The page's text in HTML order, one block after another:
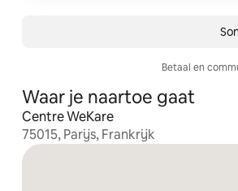
Betaal en
Waar je naartoe gaat
Centre WeKare
75015, Parijs, Frankrijk